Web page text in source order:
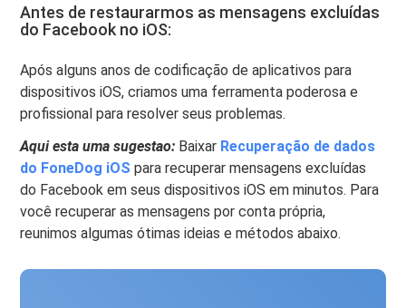
Antes de restaurarmos as mensagens excluídas
do Facebook no iOS:
Após alguns anos de codificação de aplicativos para
dispositivos iOS, criamos uma ferramenta poderosa e
profissional para resolver seus problemas.
Aqui esta uma sugestao: Baixar Recuperação de dados
do FoneDog iOS para recuperar mensagens excluídas
do Facebook em seus dispositivos iOS em minutos. Para
você recuperar as mensagens por conta própria,
reunimos algumas ótimas ideias e métodos abaixo.